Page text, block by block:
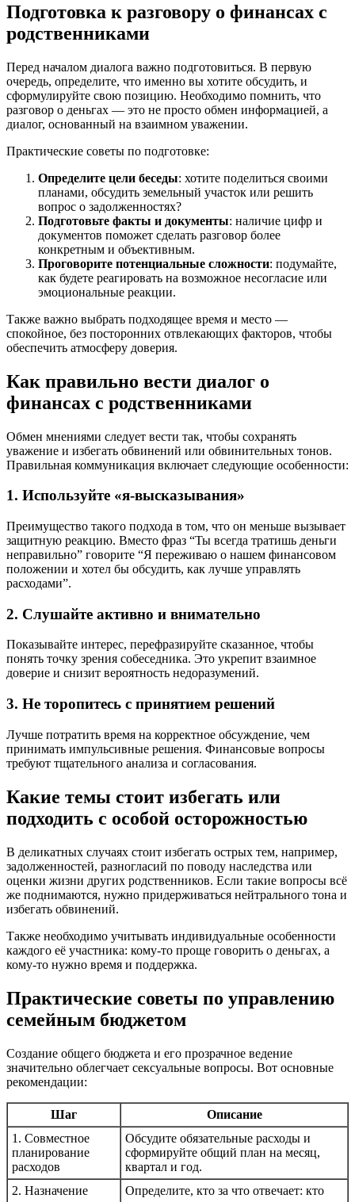
Подготовка к разговору о финансах с
родственниками
Перед началом диалога важно подготовиться. В первую
очередь, определите, что именно вы хотите обсудить, и
сформулируйте свою позицию. Необходимо помнить, что
разговор о деньгах — это не просто обмен информацией, а
диалог, основанный на взаимном уважении.
Практические советы по подготовке:
Определите цели беседы: хотите поделиться своими
планами, обсудить земельный участок или решить
вопрос о задолженностях?
Подготовьте факты и документы: наличие цифр и
документов поможет сделать разговор более
конкретным и объективным.
Проговорите потенциальные сложности: подумайте,
как будете реагировать на возможное несогласие или
эмоциональные реакции.
Также важно выбрать подходящее время и место —
спокойное, без посторонних отвлекающих факторов, чтобы
обеспечить атмосферу доверия.
Как правильно вести диалог о
финансах с родственниками
Обмен мнениями следует вести так, чтобы сохранять
уважение и избегать обвинений или обвинительных тонов.
Правильная коммуникация включает следующие особенности:
1. Используйте «я-высказывания»
Преимущество такого подхода в том, что он меньше вызывает
защитную реакцию. Вместо фраз “Ты всегда тратишь деньги
неправильно” говорите “Я переживаю о нашем финансовом
положении и хотел бы обсудить, как лучше управлять
расходами”.
2. Слушайте активно и внимательно
Показывайте интерес, перефразируйте сказанное, чтобы
понять точку зрения собеседника. Это укрепит взаимное
доверие и снизит вероятность недоразумений.
3. Не торопитесь с принятием решений
Лучше потратить время на корректное обсуждение, чем
принимать импульсивные решения. Финансовые вопросы
требуют тщательного анализа и согласования.
Какие темы стоит избегать или
подходить с особой осторожностью
В деликатных случаях стоит избегать острых тем, например,
задолженностей, разногласий по поводу наследства или
оценки жизни других родственников. Если такие вопросы всё
же поднимаются, нужно придерживаться нейтрального тона и
избегать обвинений.
Также необходимо учитывать индивидуальные особенности
каждого её участника: кому-то проще говорить о деньгах, а
кому-то нужно время и поддержка.
Практические советы по управлению
семейным бюджетом
Создание общего бюджета и его прозрачное ведение
значительно облегчает сексуальные вопросы. Вот основные
рекомендации:
Шаг
Описание
1. Совместное
планирование
расходов
Обсудите обязательные расходы и
сформируйте общий план на месяц,
квартал и год.
2. Назначение
Определите, кто за что отвечает: кто